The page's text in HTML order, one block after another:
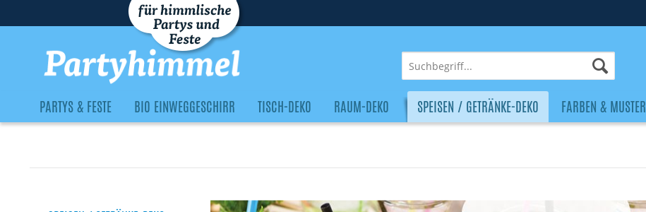
PARTYS & FESTE BIO EINWEGGESCHIRR TISCH-DEKO RAUM-DEKO SPEISEN / GETRÄNKE-DEKO FARBEN & MUSTER